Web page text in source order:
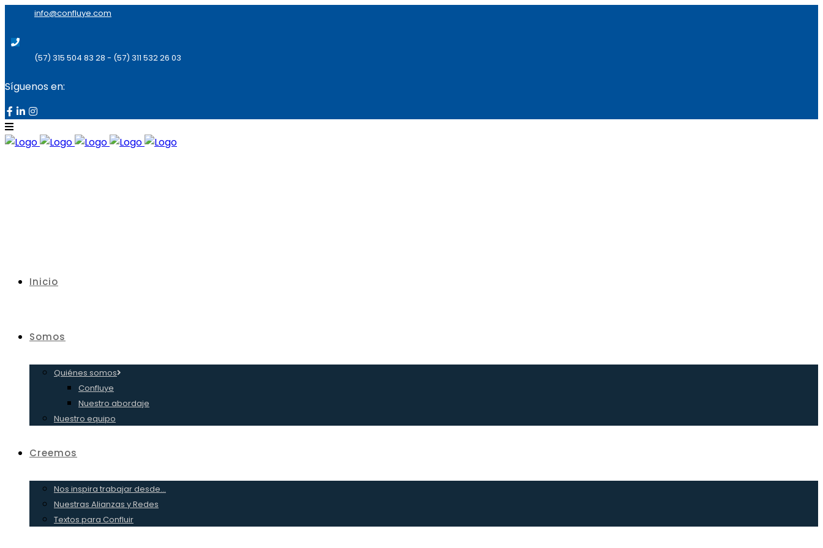
info@confluye.com
(57) 315 504 83 28 - (57) 311 532 26 03
Síguenos en:
Inicio
Somos
Quiénes somos
Confluye
Nuestro abordaje
Nuestro equipo
Creemos
Nos inspira trabajar desde…
Nuestras Alianzas y Redes
Textos para Confluir